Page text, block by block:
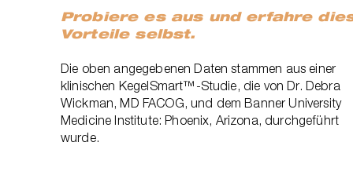
Probiere es aus und erfahre
Vorteile selbst.
Die oben angegebenen Daten stammen aus einer
klinischen KegelSmart™-Studie, die von Dr. Debra
Wickman, MD FACOG, und dem Banner University
Medicine Institute: Phoenix, Arizona, durchgeführt
wurde.